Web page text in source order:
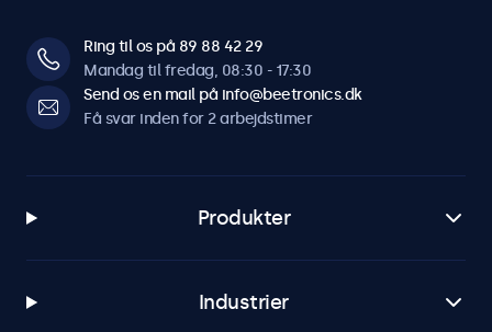
Ring til os på 89 88 42 29
Mandag til fredag, 08:30 - 17:30
Send os en mail på info@beetronics.dk
Få svar inden for 2 arbejdstimer
Produkter
Industrier